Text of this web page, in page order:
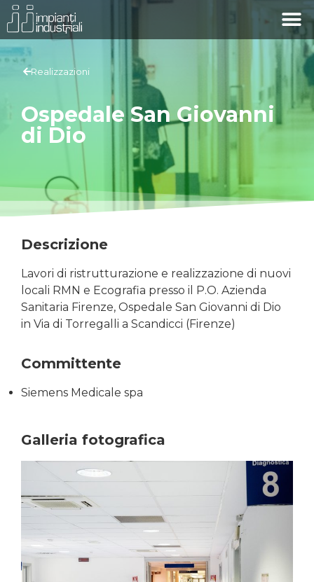
Realizzazioni
Ospedale San Giovanni
di Dio
Descrizione
Lavori di ristrutturazione e realizzazione di nuovi
locali RMN e Ecografia presso il P.O. Azienda
Sanitaria Firenze, Ospedale San Giovanni di Dio
in Via di Torregalli a Scandicci (Firenze)
Committente
Siemens Medicale spa
Galleria fotografica